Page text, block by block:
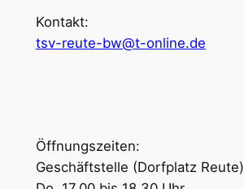
Kontakt:
tsv-reute-bw@t-online.de
Öffnungszeiten:
Geschäftstelle (Dorfplatz Reute)